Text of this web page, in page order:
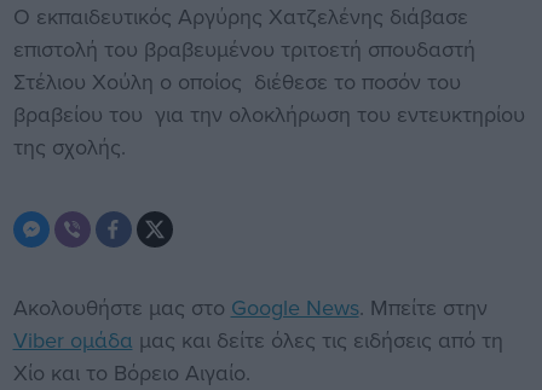
Ο εκπαιδευτικός Αργύρης Χατζελένης διάβασε
επιστολή του βραβευμένου τριτοετή σπουδαστή
Στέλιου Χούλη ο οποίος διέθεσε το ποσόν του
βραβείου του για την ολοκλήρωση του εντευκτηρίου
της σχολής.
Ακολουθήστε μας στο Google News. Μπείτε στην
Viber ομάδα μας και δείτε όλες τις ειδήσεις από τη
Χίο και το Βόρειο Αιγαίο.